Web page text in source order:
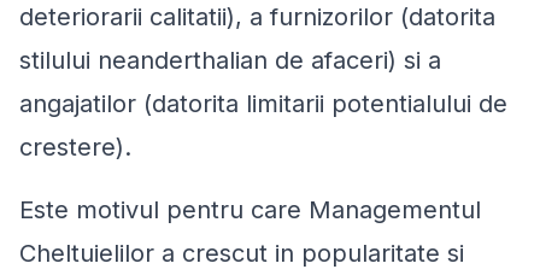
deteriorarii calitatii), a furnizorilor (datorita
stilului neanderthalian de afaceri) si a
angajatilor (datorita limitarii potentialului de
crestere).
Este motivul pentru care Managementul
Cheltuielilor a crescut in popularitate si